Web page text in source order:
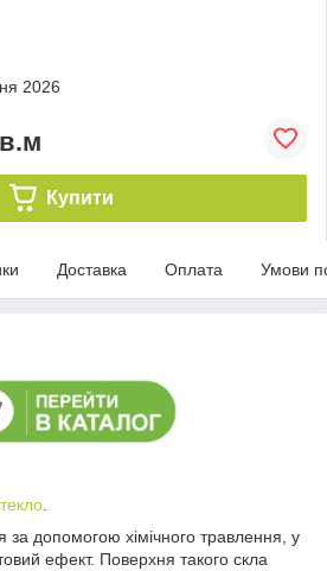
2026
Купити
Доставка Оплата Умови
за допомогою хімічного травлення, у
ефект. Поверхня такого скла